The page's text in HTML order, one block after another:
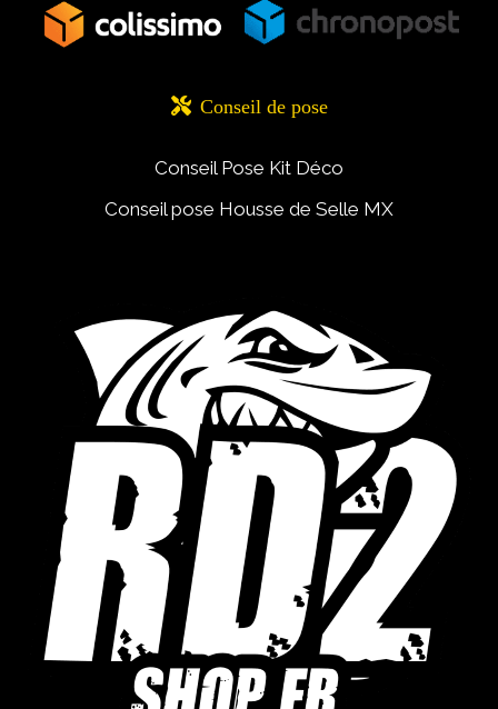
 Conseil de pose
Conseil Pose Kit Déco
Conseil pose Housse de Selle MX